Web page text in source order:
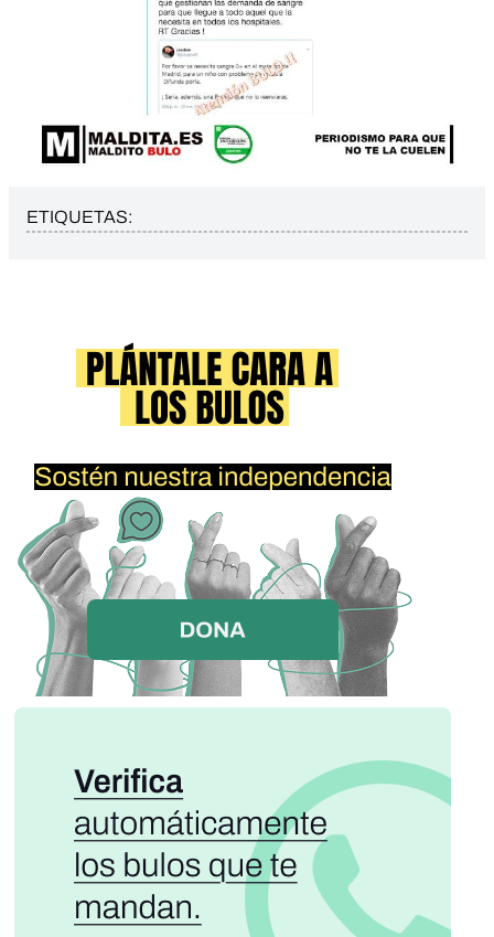
ETIQUETAS: